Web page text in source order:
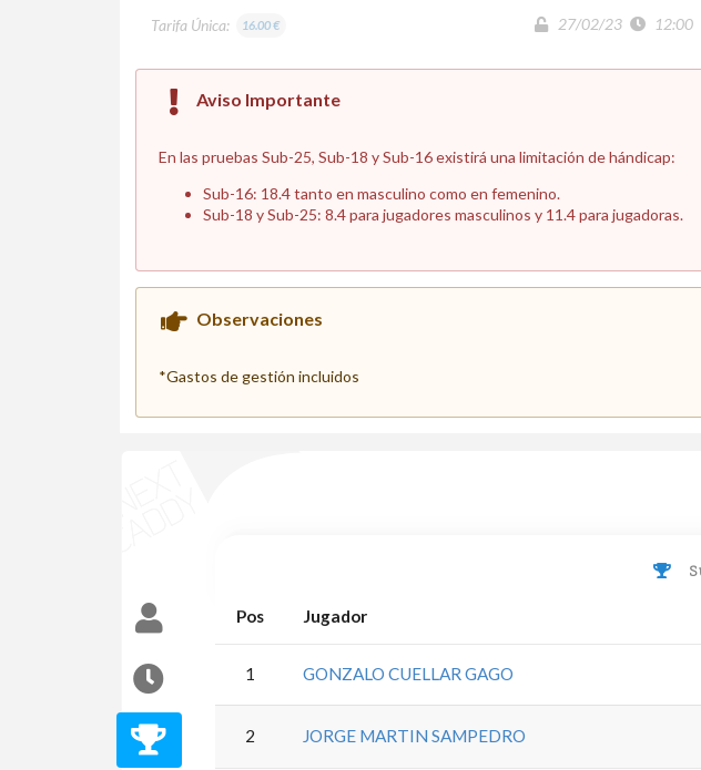
Tarifa Única: 16.00 € 27/02/23 12:00
Aviso Importante
En las pruebas Sub-25, Sub-18 y Sub-16 existirá una limitación de hándicap:
Sub-16: 18.4 tanto en masculino como en femenino.
Sub-18 y Sub-25: 8.4 para jugadores masculinos y 11.4 para jugadoras.
Observaciones
*Gastos de gestión incluidos
Pos Jugador
1 GONZALO CUELLAR GAGO
2 JORGE MARTIN SAMPEDRO